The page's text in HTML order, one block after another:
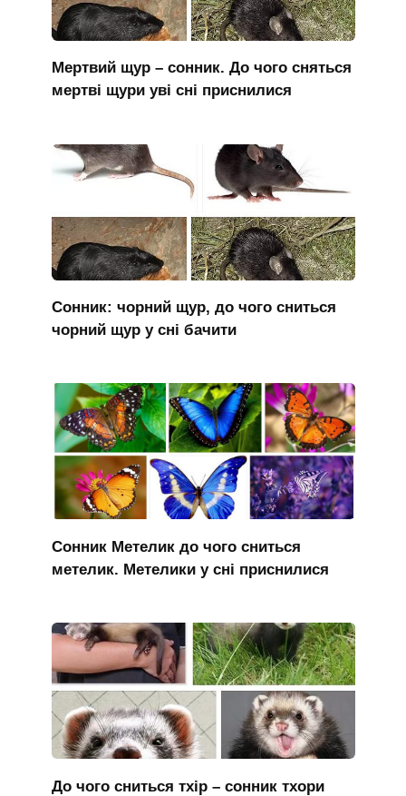
Мертвий щур – сонник. До чого сняться
мертві щури уві сні приснилися
Сонник: чорний щур, до чого сниться
чорний щур у сні бачити
Сонник Метелик до чого сниться
метелик. Метелики у сні приснилися
До чого сниться тхір – сонник тхори